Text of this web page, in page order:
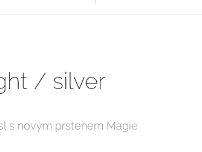
/ silver
s novým prstenem Magie